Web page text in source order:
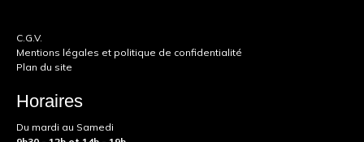
C.G.V.
Mentions légales et politique de confidentialité
Plan du site
Horaires
Du mardi au Samedi